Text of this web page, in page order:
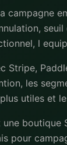
campagne
l
les
utiles et
pour